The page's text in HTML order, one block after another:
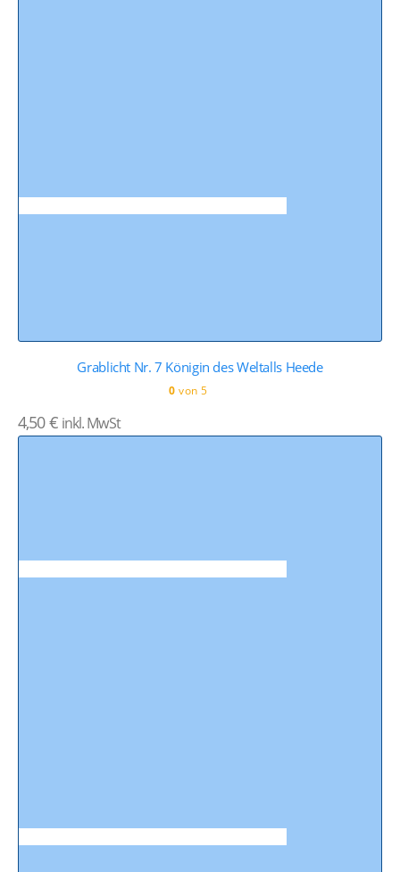
Grablicht Nr. 7 Königin des Weltalls Heede
0 von 5
4,50€ inkl. MwSt